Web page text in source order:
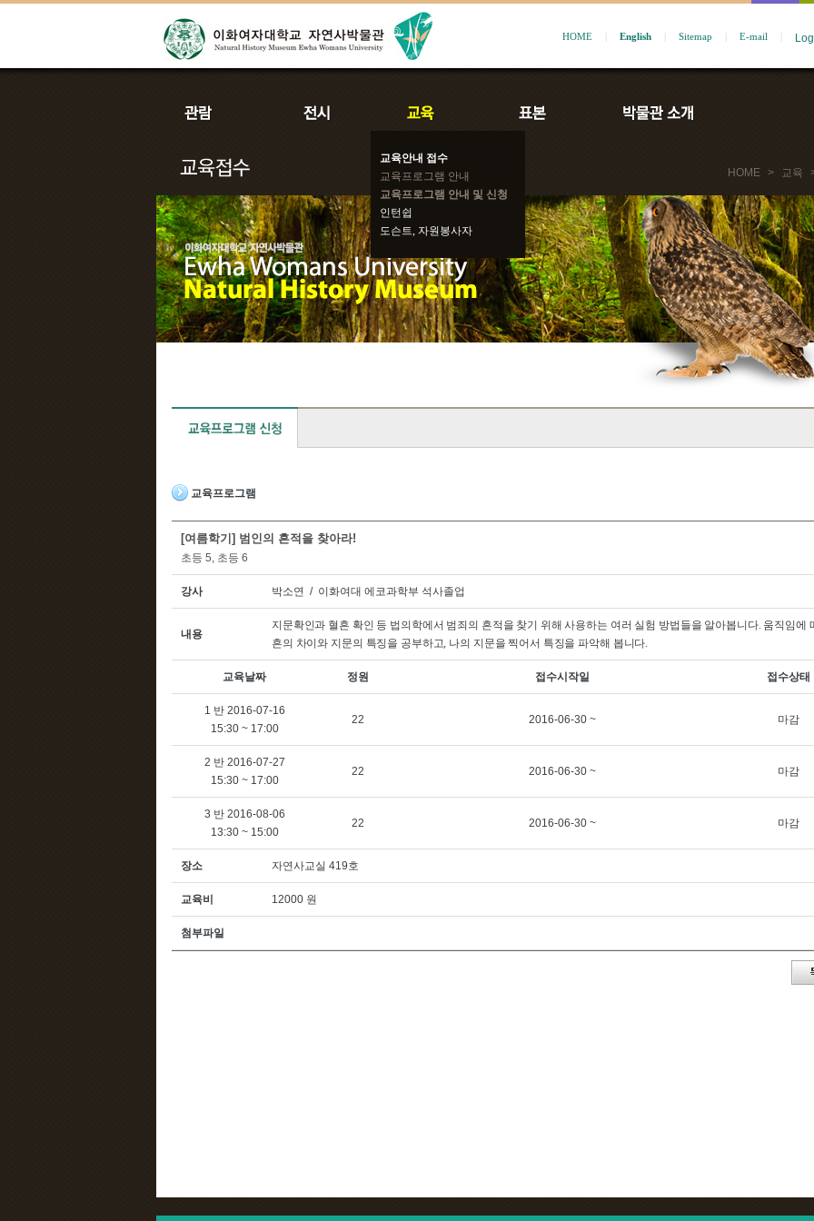
HOME English Sitemap E-mail
교육안내 접수
교육프로그램 안내
교육프로그램 안내 및 신청
인턴쉽
도슨트, 자원봉사자
HOME > 교육
교육프로그램
[여름학기] 범인의 흔적을 찾아라!
초등 5, 초등 6
강사 박소연 / 이화여대 에코과학부 석사졸업
내용
지문확인과 혈흔 확인 등 법의학에서 범죄의 흔적을 찾기 위해 사용하는 여러 실험 방법들을 알아봅니다. 움직임에
흔의 차이와 지문의 특징을 공부하고, 나의 지문을 찍어서 특징을 파악해 봅니다.
교육날짜 정원 접수시작일 접수상태
1 반 2016-07-16
15:30 ~ 17:00
22 2016-06-30 ~ 마감
2 반 2016-07-27
15:30 ~ 17:00
22 2016-06-30 ~ 마감
3 반 2016-08-06
13:30 ~ 15:00
22 2016-06-30 ~ 마감
장소 자연사교실 419호
교육비 12000 원
첨부파일